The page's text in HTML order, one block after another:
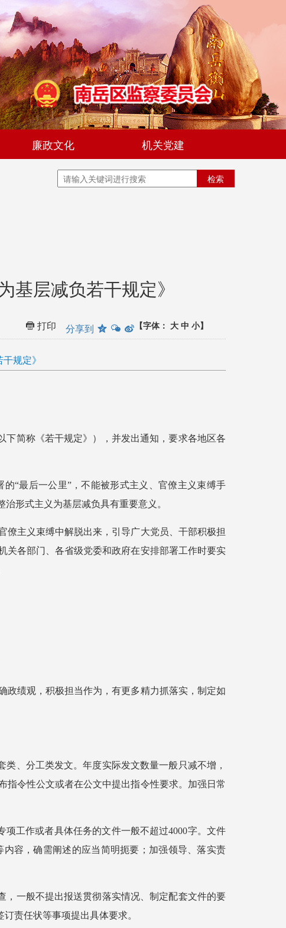
廉政文化 机关党建
检索
层减负若干规定》
【字体： 大 中 小】
打印 分享到
规定》
简称《若干规定》），并发出通知，要求各地区各
“最后一公里”，不能被形式主义、官僚主义束缚手
形式主义为基层减负具有重要意义。
主义束缚中解脱出来，引导广大党员、干部积极担
关各部门、各省级党委和政府在安排部署工作时要实
政绩观，积极担当作为，有更多精力抓落实，制定如
、分工类发文。年度实际发文数量一般只减不增，
指令性公文或者在公文中提出指令性要求。加强日常
工作或者具体任务的文件一般不超过4000字。文件
容，确需阐述的应当简明扼要；加强领导、落实责
，一般不提出报送贯彻落实情况、制定配套文件的要
责任状等事项提出具体要求。